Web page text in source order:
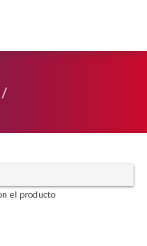
el producto